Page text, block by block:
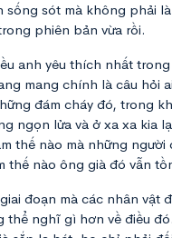
sống sót mà không phải
phiên bản vừa rồi.
anh yêu thích nhất
mang chính là câu hỏi
đám cháy đó, trong
ngọn lửa và ở xa xa kia
thế nào mà những người
thế nào ông già đó vẫn
đoạn mà các nhân vật
thể nghĩ gì hơn về điều